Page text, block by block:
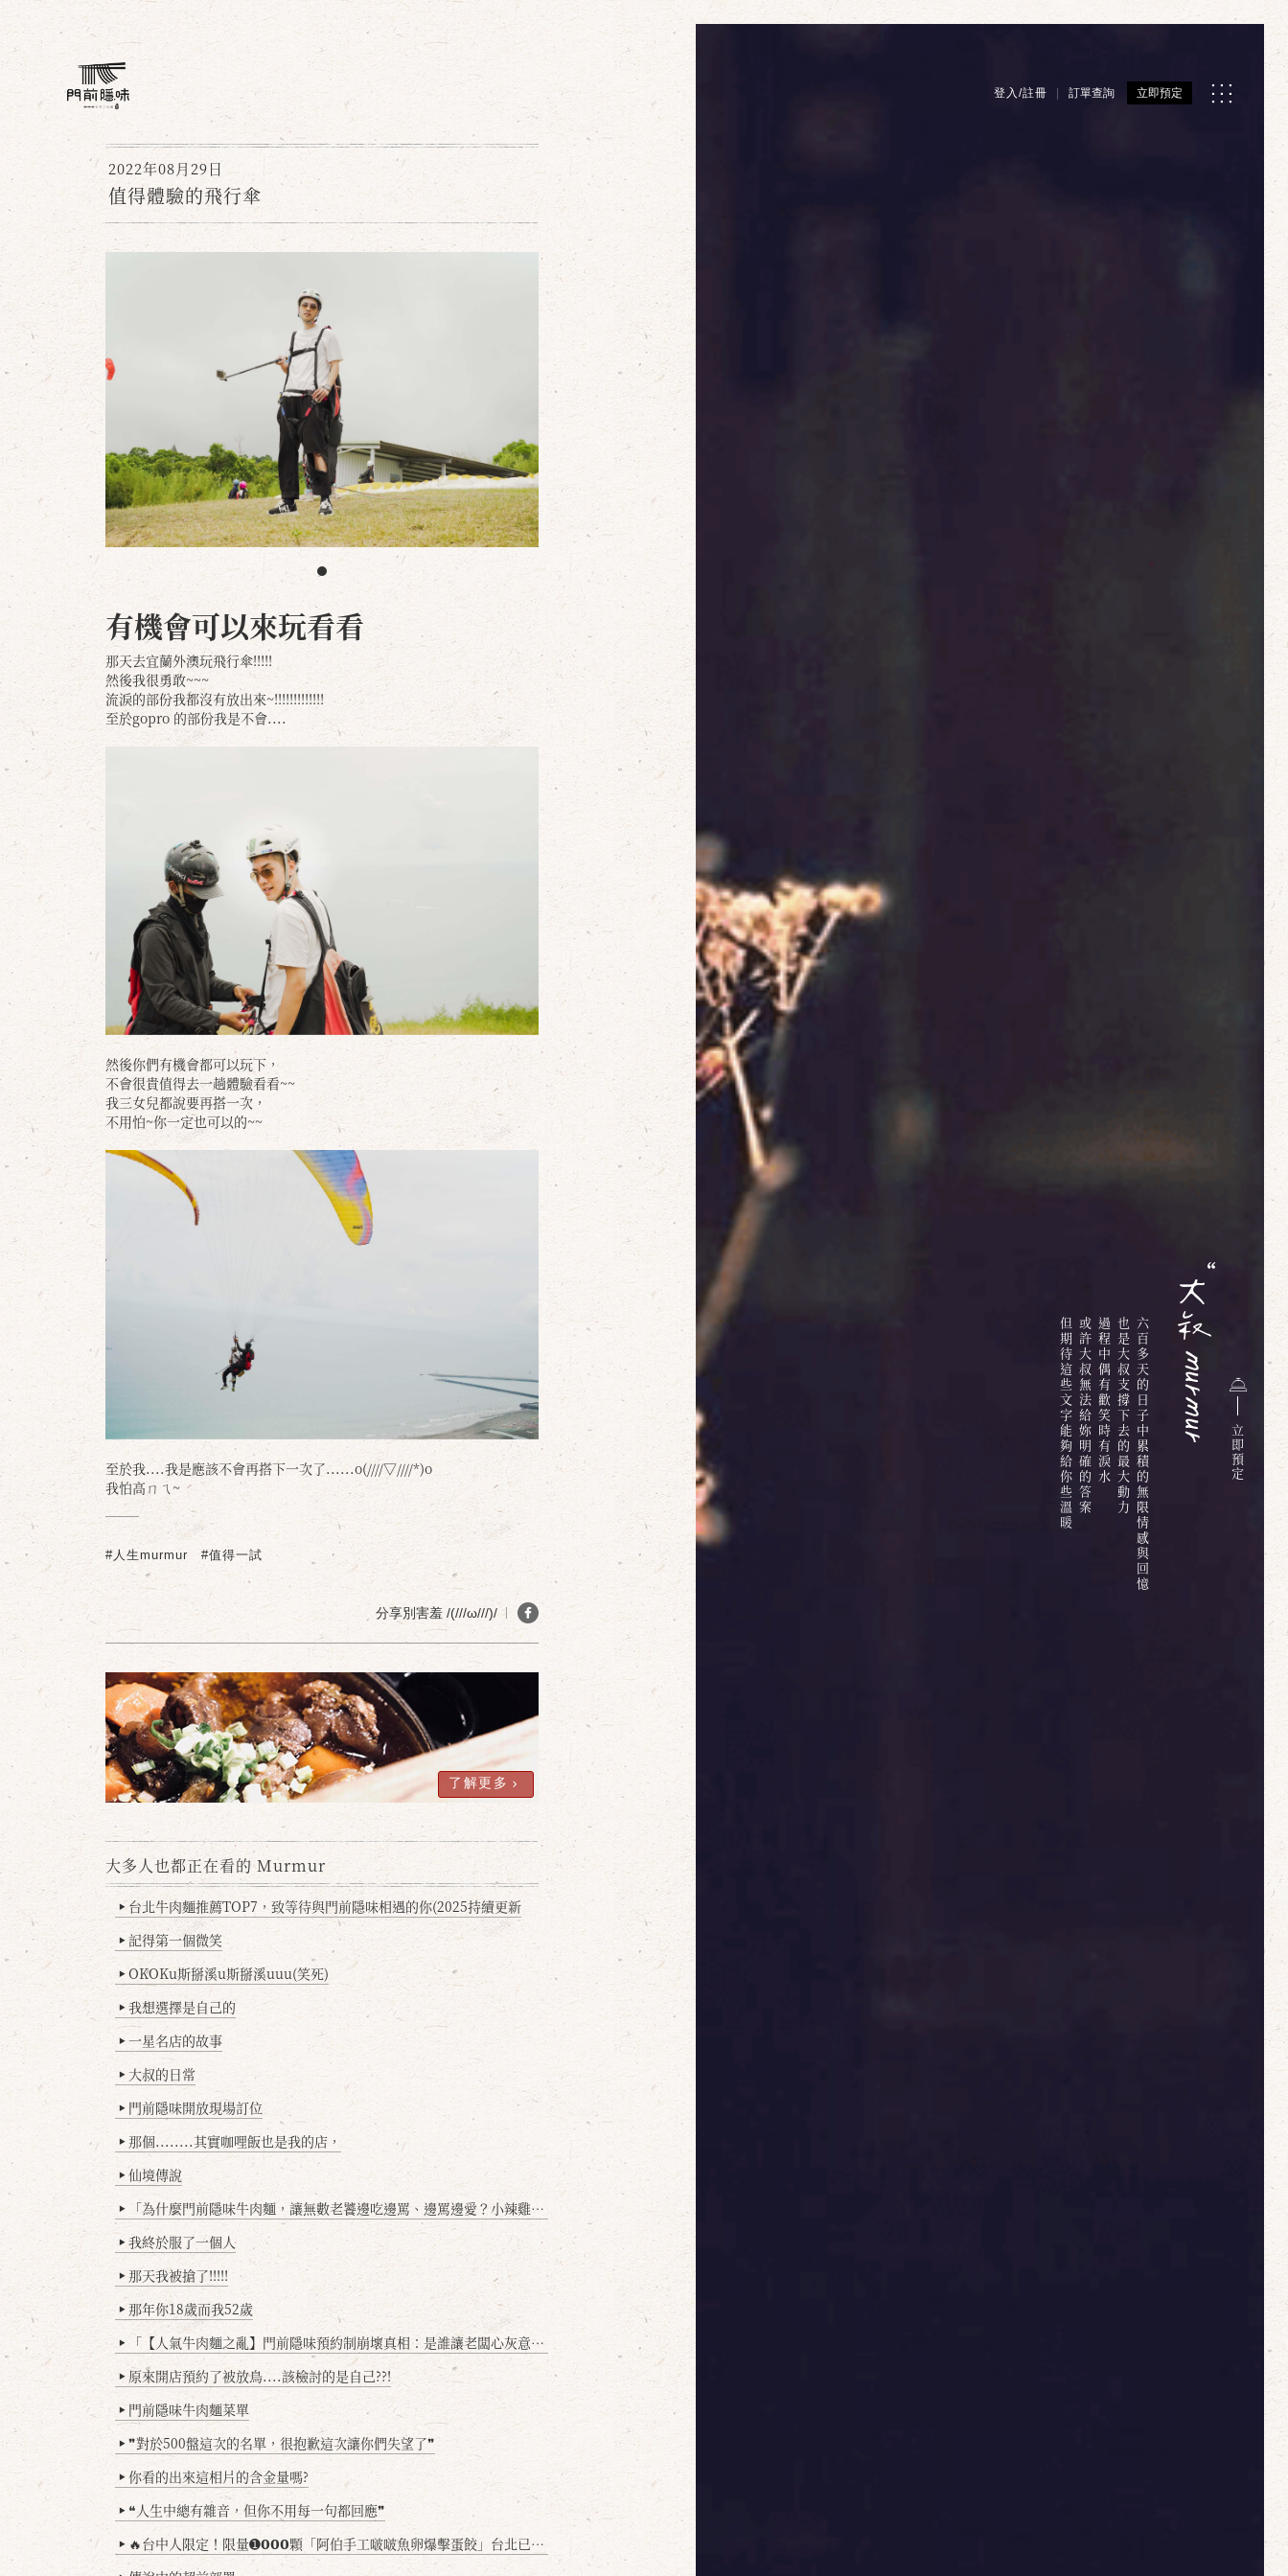
登入/註冊 訂單查詢 立即預定
六百多天的日子中累積的無限情感與回憶
也是大叔支撐下去的最大動力
過程中偶有歡笑時有淚水
或許大叔無法給妳明確的答案
但期待這些文字能夠給你些溫暖
2022年08月29日
值得體驗的飛行傘
有機會可以來玩看看
那天去宜蘭外澳玩飛行傘!!!!!
然後我很勇敢~~~
流淚的部份我都沒有放出來~!!!!!!!!!!!!!
至於gopro 的部份我是不會....
然後你們有機會都可以玩下，
不會很貴值得去一趟體驗看看~~
我三女兒都說要再搭一次，
不用怕~你一定也可以的~~
至於我....我是應該不會再搭下一次了......o(////▽////*)o
我怕高ㄇㄟ~
#人生murmur #值得一試
分享別害羞 /(///ω///)/
了解更多
大多人也都正在看的 Murmur
▶ 台北牛肉麵推薦TOP7，致等待與門前隱味相遇的你(2025持續更新
▶ 記得第一個微笑
▶ OKOKu斯掰溪u斯掰溪uuu(笑死)
▶ 我想選擇是自己的
▶ 一星名店的故事
▶ 大叔的日常
▶ 門前隱味開放現場訂位
▶ 那個........其實咖哩飯也是我的店，
▶ 仙境傳說
▶ 「為什麼門前隱味牛肉麵，讓無數老饕邊吃邊罵、邊罵邊愛？小辣雞揭密！」
▶ 我終於服了一個人
▶ 那天我被搶了!!!!!
▶ 那年你18歲而我52歲
▶ 「【人氣牛肉麵之亂】門前隱味預約制崩壞真相：是誰讓老闆心灰意冷？」
▶ 原來開店預約了被放鳥....該檢討的是自己??!
▶ 門前隱味牛肉麵菜單
▶ ❞對於500盤這次的名單，很抱歉這次讓你們失望了❞
▶ 你看的出來這相片的含金量嗎?
▶ ❝人生中總有雜音，但你不用每一句都回應❞
▶ 🔥台中人限定！限量➊𝟬𝟬𝟬顆「阿伯手工啵啵魚卵爆擊蛋餃」台北已被搶爆2萬顆，最後名額門前隱味只留給你！🥟💥
立
即
預
定
確定 取消